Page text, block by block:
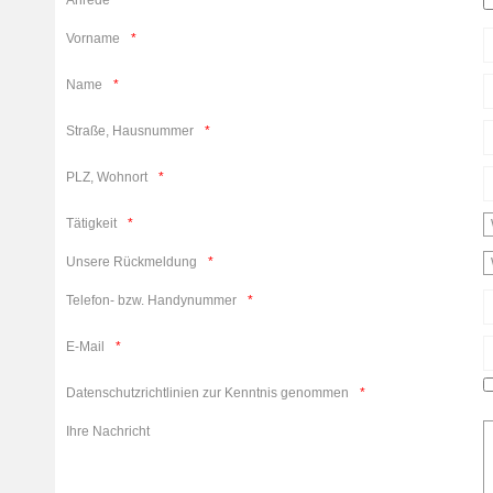
Vorname
Name
Straße, Hausnummer
PLZ, Wohnort
Tätigkeit
Unsere Rückmeldung
Telefon- bzw. Handynummer
E-Mail
Datenschutzrichtlinien zur Kenntnis genommen
Ihre Nachricht